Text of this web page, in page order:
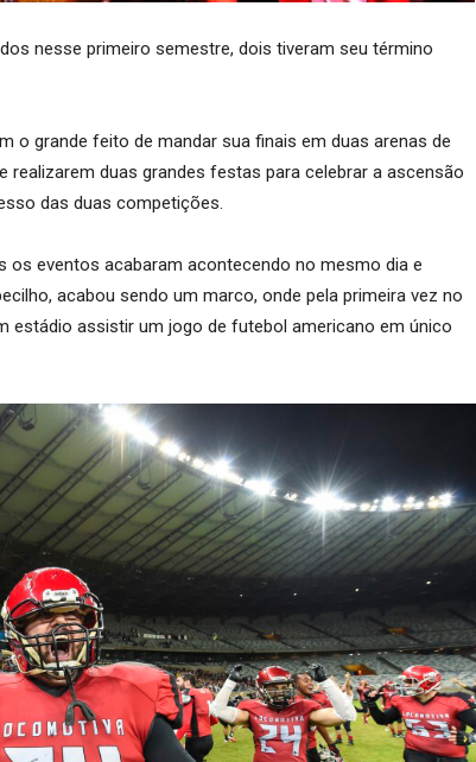
nesse primeiro semestre, dois tiveram seu término
o grande feito de mandar sua finais em duas arenas de
realizarem duas grandes festas para celebrar a ascensão
das duas competições.
os eventos acabaram acontecendo no mesmo dia e
acabou sendo um marco, onde pela primeira vez no
estádio assistir um jogo de futebol americano em único